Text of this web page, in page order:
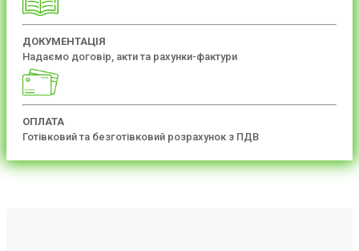
ДОКУМЕНТАЦІЯ
Надаємо договір, акти та рахунки-фактури
ОПЛАТА
Готівковий та безготівковий розрахунок з ПДВ